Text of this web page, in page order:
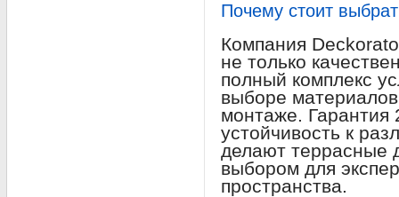
Почему стоит
Компания
не только
полный комплекс
выборе
монтаже. Гарантия
устойчивость к
делают террасные
выбором для
пространства.